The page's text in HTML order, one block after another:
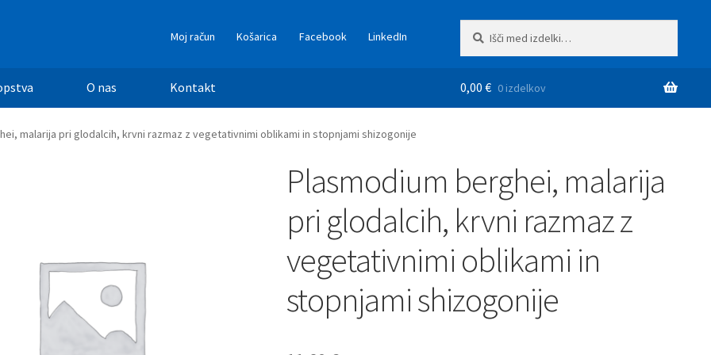
Moj račun Košarica Facebook LinkedIn
O nas Kontakt 0,00€ 0 izdelkov
malarija pri glodalcih, krvni razmaz z vegetativnimi oblikami in stopnjami shizogonije
Plasmodium berghei, malarija
pri glodalcih, krvni razmaz z
vegetativnimi oblikami in
stopnjami shizogonije